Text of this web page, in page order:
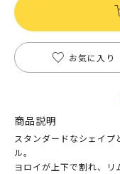
お気に入り
商品説明
スタンダードなシェイ
ル。
ヨロイが上下で割れ、リ